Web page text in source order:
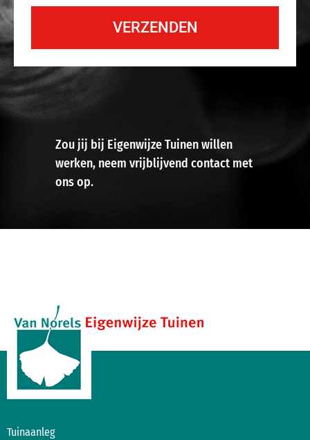
VERZENDEN
Zou jij bij Eigenwijze Tuinen willen
werken, neem vrijblijvend contact met
ons op.
Tuinaanleg